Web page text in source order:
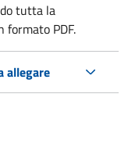
tutta la
formato PDF.
allegare